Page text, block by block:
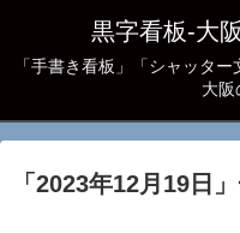
黒字看板‐大
「手書き看板」「シャッタ
大阪
「 2023年12月19日 」